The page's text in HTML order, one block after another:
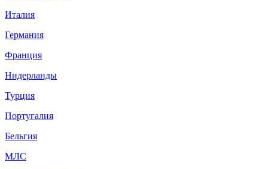
Италия
Германия
Франция
Нидерланды
Турция
Португалия
Бельгия
МЛС